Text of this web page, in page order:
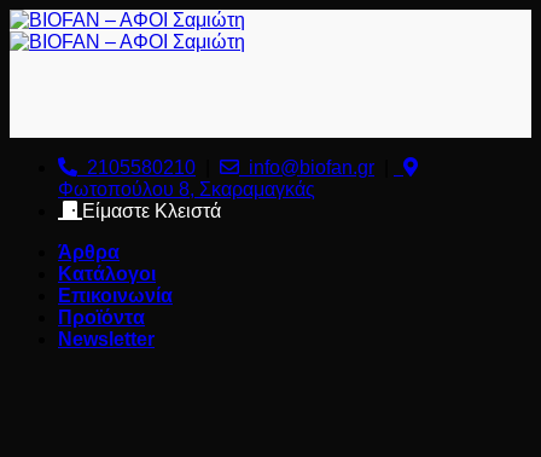
Μετάβαση
στο
2105580210 info@biofan.gr
Φωτοπούλου 8, Σκαραμαγκάς
Είμαστε Κλειστά
Άρθρα
Κατάλογοι
Επικοινωνία
Προϊόντα
Newsletter